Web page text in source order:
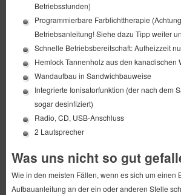
Betriebsstunden)
Programmierbare Farblichttherapie
Betriebsanleitung! Siehe dazu Tipp weiter
Schnelle Betriebsbereitschaft: Aufheizzeit
Hemlock Tannenholz aus den kanadischen
Wandaufbau in Sandwichbauweise
Integrierte Ionisatorfunktion (der nach dem
sogar desinfiziert)
Radio, CD, USB-Anschluss
2 Lautsprecher
Was uns nicht so gut
Wie in den meisten Fällen, wenn es sich um einen
Aufbauanleitung an der ein oder anderen Stelle